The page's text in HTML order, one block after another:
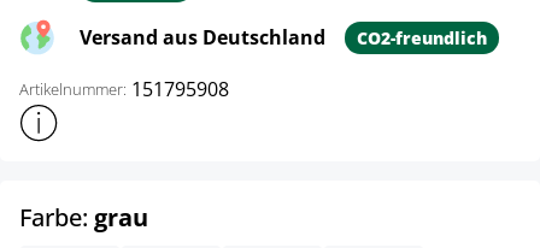
Versand aus Deutschland CO2-freundlich
Artikelnummer: 151795908
Weitere Produktinformationen anzeigen
Farbe: grau